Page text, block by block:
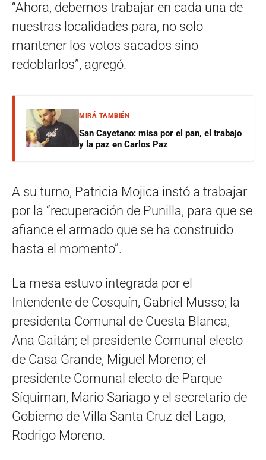
“Ahora, debemos trabajar en cada una de
nuestras localidades para, no solo
mantener los votos sacados sino
redoblarlos”, agregó.
MIRÁ TAMBIÉN
San Cayetano: misa por el pan, el trabajo
y la paz en Carlos Paz
A su turno, Patricia Mojica instó a trabajar
por la “recuperación de Punilla, para que se
afiance el armado que se ha construido
hasta el momento”.
La mesa estuvo integrada por el
Intendente de Cosquín, Gabriel Musso; la
presidenta Comunal de Cuesta Blanca,
Ana Gaitán; el presidente Comunal electo
de Casa Grande, Miguel Moreno; el
presidente Comunal electo de Parque
Síquiman, Mario Sariago y el secretario de
Gobierno de Villa Santa Cruz del Lago,
Rodrigo Moreno.